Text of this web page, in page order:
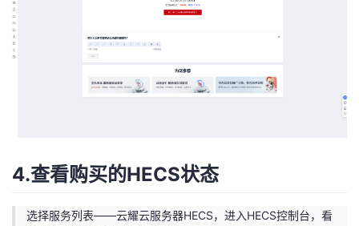
4.查看购买的HECS状态
选择服务列表——云耀云服务器HECS，进入HECS控制台，看